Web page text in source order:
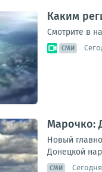
Каким
Смотрите в
СМИ
Марочко:
Новый
Донецкой
СМИ